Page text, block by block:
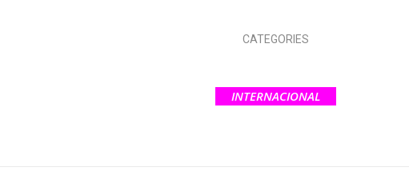
CATEGORIES
INTERNACIONAL